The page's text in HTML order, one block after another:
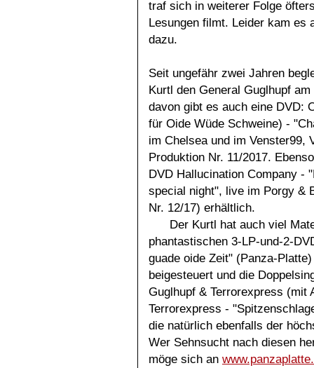
traf sich in weiterer Folge
Lesungen filmt. Leider kam es
dazu.
Seit ungefähr zwei Jahren
Kurtl den General Guglhupf am
davon gibt es auch eine DVD:
für Oide Wüde Schweine) -
im Chelsea und im Venster99,
Produktion Nr. 11/2017.
DVD Hallucination Company -
special night", live im Porgy &
Nr. 12/17) erhältlich.
Der Kurtl hat auch viel
phantastischen 3-LP-und-2-
guade oide Zeit" (Panza-Platte)
beigesteuert und die
Guglhupf & Terrorexpress (mit
Terrorexpress -
die natürlich ebenfalls der
Wer Sehnsucht nach diesen
möge sich an